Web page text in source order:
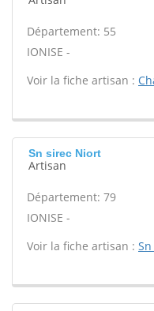
Département: 55
IONISE -
Voir la fiche artisan :
Sn sirec Niort
Artisan
Département: 79
IONISE -
Voir la fiche artisan :